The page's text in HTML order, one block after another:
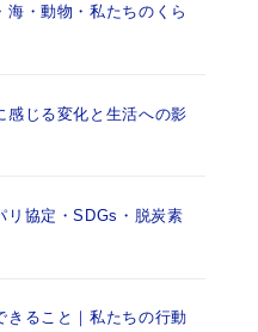
・動物・私たちのくら
感じる変化と生活への影
リ協定・SDGs・脱炭素
きること｜私たちの行動